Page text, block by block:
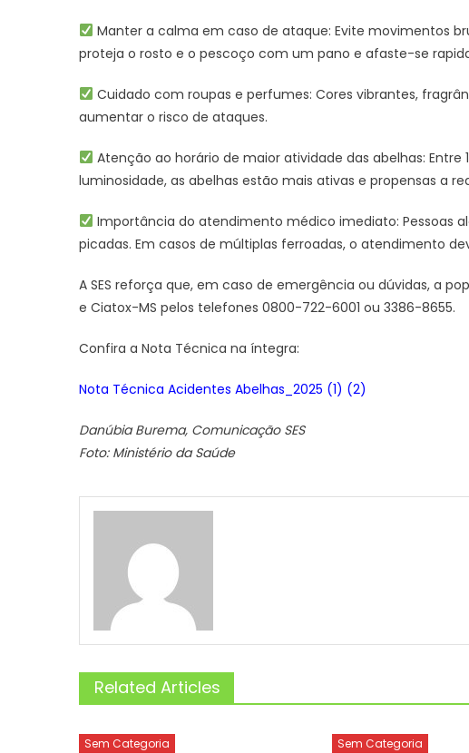
Manter a calma em caso de ataque: Evite movimentos
proteja o rosto e o pescoço com um pano e afaste-se
Cuidado com roupas e perfumes: Cores vibrantes,
aumentar o risco de ataques.
Atenção ao horário de maior atividade das abelhas:
luminosidade, as abelhas estão mais ativas e propensas a
Importância do atendimento médico imediato: Pessoas
picadas. Em casos de múltiplas ferroadas, o atendimento
A SES reforça que, em caso de emergência ou dúvidas, a
e Ciatox-MS pelos telefones 0800-722-6001 ou 3386-8655.
Confira a Nota Técnica na íntegra:
Nota Técnica Acidentes Abelhas_2025 (1) (2)
Danúbia Burema, Comunicação SES
Foto: Ministério da Saúde
Related Articles
Sem Categoria Sem Categoria